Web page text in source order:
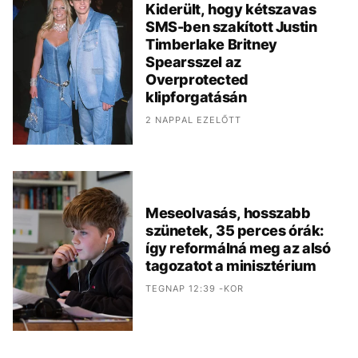
Kiderült, hogy kétszavas
SMS-ben szakított Justin
Timberlake Britney
Spearsszel az
Overprotected
klipforgatásán
2 NAPPAL EZELŐTT
Meseolvasás, hosszabb
szünetek, 35 perces órák:
így reformálná meg az alsó
tagozatot a minisztérium
TEGNAP 12:39 -KOR